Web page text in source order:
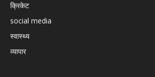
क्रिकेट
social media
स्वास्थ्य
व्यापार